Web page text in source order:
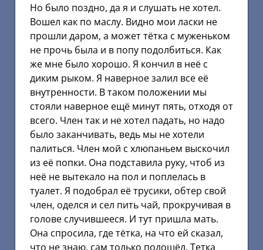
Но было поздно, да я и слушать не хотел.
Вошел как по маслу. Видно мои ласки не
прошли даром, а может тётка с муженьком
не прочь была и в попу подолбиться. Как
же мне было хорошо. Я кончил в неё с
диким рыком. Я наверное залил все её
внутренности. В таком положении мы
стояли наверное ещё минут пять, отходя от
всего. Член так и не хотел падать, но надо
было заканчивать, ведь мы не хотели
палиться. Член мой с хлюпаньем выскочил
из её попки. Она подставила руку, чтоб из
неё не вытекало на пол и поплелась в
туалет. Я подобрал её трусики, обтер свой
член, оделся и сел пить чай, прокручивая в
голове случившееся. И тут пришла мать.
Она спросила, где тётка, на что ей сказал,
что не знаю, сам только подошёл. Тетка